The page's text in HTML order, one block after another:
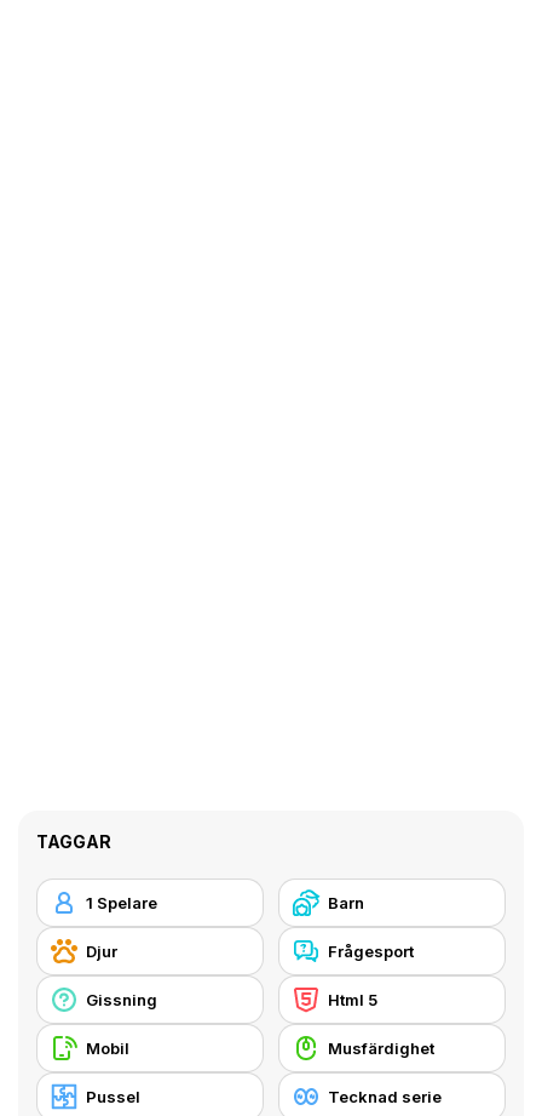
TAGGAR
1 Spelare Barn
Djur Frågesport
Gissning Html 5
Mobil Musfärdighet
Pussel Tecknad serie